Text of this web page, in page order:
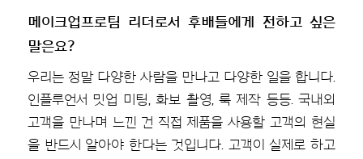
메이크업프로팀 리더로서 후배들에게 전하고 싶은
말은요?
우리는 정말 다양한 사람을 만나고 다양한 일을 합니다.
인플루언서 밋업 미팅, 화보 촬영, 룩 제작 등등. 국내외
고객을 만나며 느낀 건 직접 제품을 사용할 고객의 현실
을 반드시 알아야 한다는 것입니다. 고객이 실제로 하고